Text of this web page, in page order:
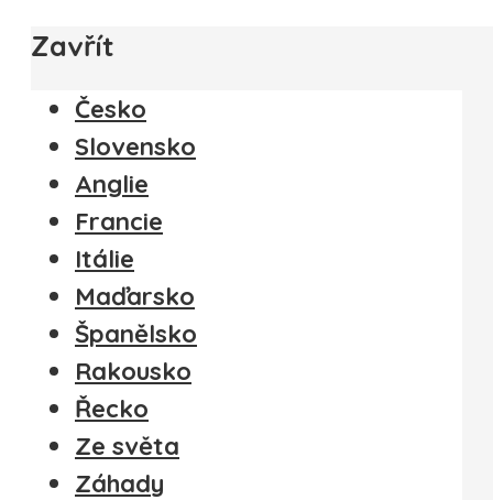
Zavřít
Česko
Slovensko
Anglie
Francie
Itálie
Maďarsko
Španělsko
Rakousko
Řecko
Ze světa
Záhady